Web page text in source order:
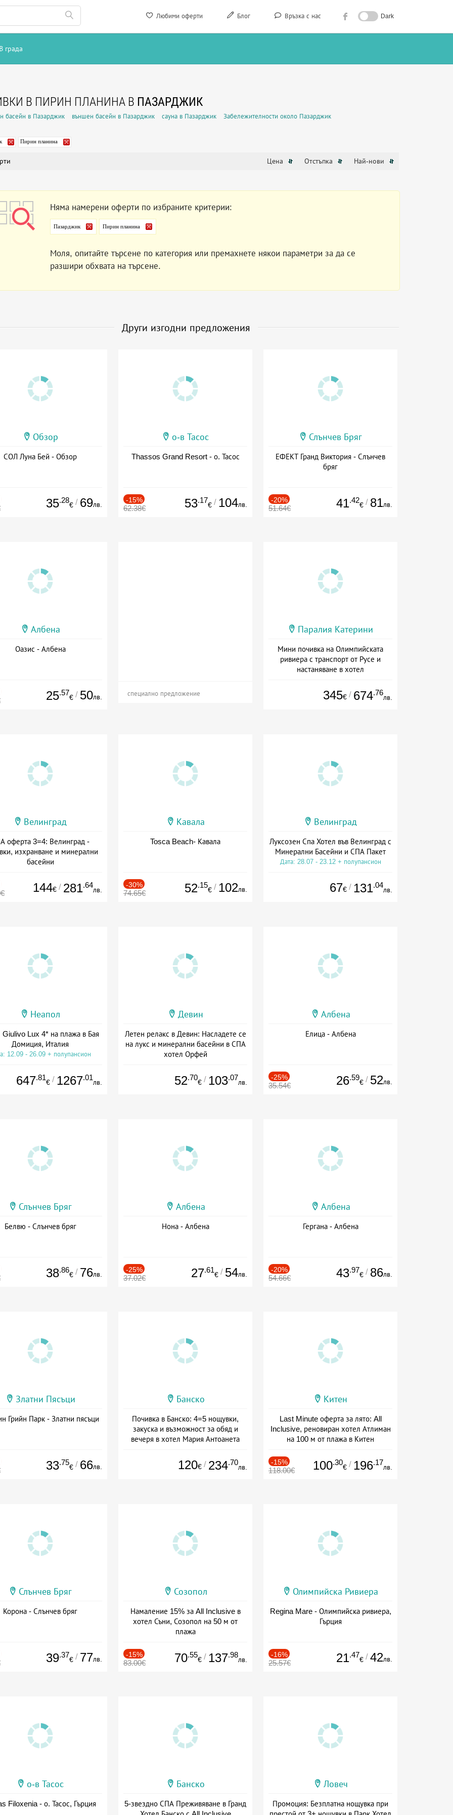
Любими оферти Блог Връзка с нас Dark
В града
В ПИРИН ПЛАНИНА В ПАЗАРДЖИК
басейн в Пазарджик външен басейн в Пазарджик сауна в Пазарджик Забележителности около Пазарджик
Пирин планина
Цена Отстъпка Най-нови
Няма намерени оферти по избраните критерии:
Пазарджик Пирин планина
Моля, опитайте търсене по категория или премахнете някои параметри за да се
разшири обхвата на търсене.
Други изгодни предложения
Обзор
СОЛ Луна Бей - Обзор
35.28
€ / 69лв.
о-в Тасос
Thassos Grand Resort - о. Тасос
-15%
62.38€ 53.17
€ / 104лв.
Слънчев Бряг
ЕФЕКТ Гранд Виктория - Слънчев
бряг
-20%
51.64€ 41.42
€ / 81лв.
Албена
Оазис - Албена
25.57
€ / 50лв. специално предложение
Паралия Катерини
Мини почивка на Олимпийската
ривиера с транспорт от Русе и
настаняване в хотел
345€ / 674.76
лв.
Велинград
оферта 3=4: Велинград -
изхранване и минерални
басейни
144€ / 281.64
лв.
Кавала
Tosca Beach- Кавала
-30%
74.65€ 52.15
€ / 102лв.
Велинград
Луксозен Спа Хотел във Велинград с
Минерални Басейни и СПА Пакет
Дата: 28.07 - 23.12 + полупансион
67€ / 131.04
лв.
Неапол
Giulivo Lux 4* на плажа в Бая
Домиция, Италия
12.09 - 26.09 + полупансион
647.81
€ / 1267.01
лв.
Девин
Летен релакс в Девин: Насладете се
на лукс и минерални басейни в СПА
хотел Орфей
52.70
€ / 103.07
лв.
Албена
Елица - Албена
-25%
35.54€ 26.59
€ / 52лв.
Слънчев Бряг
Белвю - Слънчев бряг
38.86
€ / 76лв.
Албена
Нона - Албена
-25%
37.02€ 27.61
€ / 54лв.
Албена
Гергана - Албена
-20%
54.66€ 43.97
€ / 86лв.
Златни Пясъци
Грийн Парк - Златни пясъци
33.75
€ / 66лв.
Банско
Почивка в Банско: 4=5 нощувки,
закуска и възможност за обяд и
вечеря в хотел Мария Антоанета
120€ / 234.70
лв.
Китен
Last Minute оферта за лято: All
Inclusive, реновиран хотел Атлиман
на 100 м от плажа в Китен
-15%
118.00€ 100.30
€ / 196.17
лв.
Слънчев Бряг
Корона - Слънчев бряг
39.37
€ / 77лв.
Созопол
Намаление 15% за All Inclusive в
хотел Съни, Созопол на 50 м от
плажа
-15%
83.00€ 70.55
€ / 137.98
лв.
Олимпийска Ривиера
Regina Mare - Олимпийска ривиера,
Гърция
-16%
25.57€ 21.47
€ / 42лв.
о-в Тасос
Filoxenia - о. Тасос, Гърция
Банско
5-звездно СПА Преживяване в Гранд
Ловеч
Промоция: Безплатна нощувка при